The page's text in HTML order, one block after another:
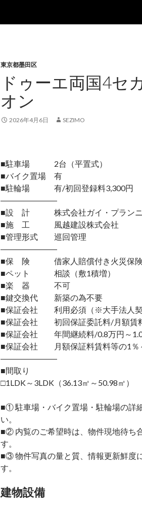
東京都墨田区
ドゥーエ両国4セ
オン
2026年4月6日 SEZIMO
■駐車場 2台（平置式）
■バイク置場 有
■駐輪場 有/初回登録料3,300円
―――――――
■設 計 株式会社ガイ・プランニ
■施 工 風越建設株式会社
■管理形式 巡回管理
―――――――
■保 険 借家人賠償付き火災保険
■ペット 相談（敷1積増）
■楽 器 不可
■鍵交換代 新築の為不要
■保証会社 利用必須（※大手法人契
■保証会社 初回保証委託料/月額賃
■保証会社 年間継続料/0.8万円～
■保証会社 月額保証料賃料等の1％
―――――――
■間取り
□1LDK～3LDK（36.13㎡～50.98㎡）
■① 駐車場・バイク置場・駐輪場の詳
い。
■② 内覧のご希望時は、物件現地待ち
す。
■③ 物件写真の量と質、情報更新鮮度
す。
建物設備